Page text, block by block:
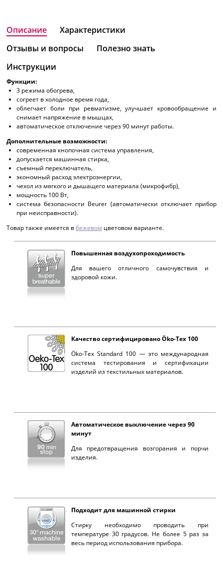
Описание
Характеристики
Отзывы и вопросы
Полезно знать
Инструкции
Функции:
3 режима обогрева,
согреет в холодное время года,
облегчает боли при ревматизме, улучшает кровообращение и
снимает напряжение в мышцах,
автоматическое отключение через 90 минут работы.
Дополнительные возможности:
современная кнопочная система управления,
допускается машинная стирка,
съемный переключатель,
экономный расход электроэнергии,
чехол из мягкого и дышащего материала (микрофибр),
мощность 100 Вт,
система безопасности Beurer (автоматически отключает прибор
при неисправности).
Товар также имеется вбежевом цветовом варианте.
Повышенная воздухопроходимость
Для вашего отличного самочувствия и
здоровой кожи.
Качество сертифицировано Öko-Tex 100
Öko-Tex Standard 100 — это международная
система тестирования и сертификации
изделий из текстильных материалов.
Автоматическое выключение через 90
минут
Для предотвращения возгорания и порчи
изделия.
Подходит для машинной стирки
Стирку необходимо проводить при
температуре 30 градусов. Не более 5 раз за
весь период использования прибора.